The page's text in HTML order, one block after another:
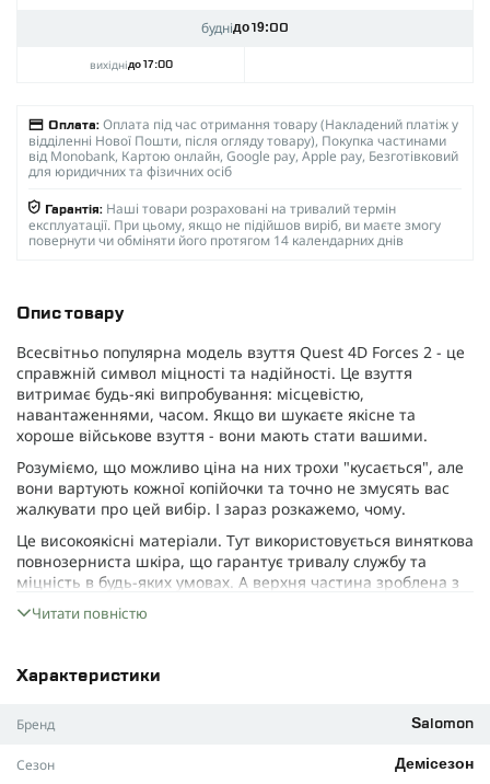
буднідо 19:00
вихіднідо 17:00
Оплата: Оплата під час отримання товару (Накладений платіж у
відділенні Нової Пошти, після огляду товару), Покупка частинами
від Monobank, Картою онлайн, Google pay, Apple pay, Безготівковий
для юридичних та фізичних осіб
Гарантія: Наші товари розраховані на тривалий термін
експлуатації. При цьому, якщо не підійшов виріб, ви маєте змогу
повернути чи обміняти його протягом 14 календарних днів
Опис товару
Всесвітньо популярна модель взуття Quest 4D Forces 2 - це
справжній символ міцності та надійності. Це взуття
витримає будь-які випробування: місцевістю,
навантаженнями, часом. Якщо ви шукаєте якісне та
хороше військове взуття - вони мають стати вашими.
Розуміємо, що можливо ціна на них трохи "кусається", але
вони вартують кожної копійочки та точно не змусять вас
жалкувати про цей вибір. І зараз розкажемо, чому.
Це високоякісні матеріали. Тут використовується виняткова
повнозерниста шкіра, що гарантує тривалу службу та
міцність в будь-яких умовах. А верхня частина зроблена з
замші (для довговічності та зносостійкості).
залишались сухими за будь-яких погодних умов.
фірмову конструкцію підошви - Contagrip. Не знаємо, в
навантаженнях стопа добре тримається, а взуття гарно
Читати повністю
Характеристики
Бренд Salomon
Сезон Демісезон